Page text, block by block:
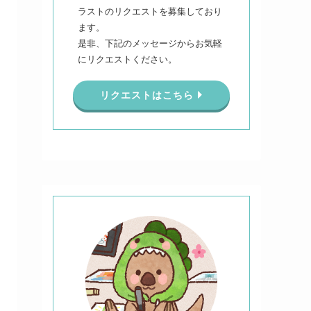
ラストのリクエストを募集しており
ます。
是非、下記のメッセージからお気軽
にリクエストください。
リクエストはこちら